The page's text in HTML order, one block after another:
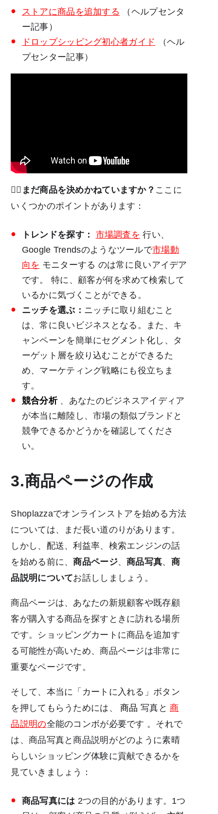
ストアに商品を追加する
（ヘルプセンタ
ー記事）
ドロップシッピング初心者ガイド
（ヘル
プセンター記事）
😵‍💫 まだ商品を決めかねていますか？ ここに
いくつかのポイントがあります：
トレンドを探す： 市場調査を 行い、
Google Trendsのようなツールで市場動
向を モニターする のは常に良いアイデア
です。特に、顧客が何を求めて検索して
いるかに気づくことができる。
ニッチを選ぶ： ニッチに取り組むこと
は、常に良いビジネスとなる。また、キ
ャンペーンを簡単にセグメント化し、タ
ーゲット層を絞り込むことができるた
め、マーケティング戦略にも役立ちま
す。
競合分析 、あなたのビジネスアイディア
が本当に離陸し、市場の類似ブランドと
競争できるかどうかを確認してくださ
い。
3.商品ページの作成
Shoplazzaでオンラインストアを始める方法
については、まだ長い道のりがあります。
しかし、配送、利益率、検索エンジンの話
を始める前に、商品ページ、商品写真、 商
品説明についてお話ししましょう。
商品ページは、あなたの新規顧客や既存顧
客が購入する商品を探すときに訪れる場所
です。ショッピングカートに商品を追加す
る可能性が高いため、商品ページは非常に
重要なページです。
そして、本当に「カートに入れる」ボタン
を押してもらうためには、商品 写真と商
品説明の全能のコンボが必要です 。それで
は、商品写真と商品説明がどのように素晴
らしいショッピング体験に貢献できるかを
見ていきましょう：
商品写真には 2つの目的があります。1つ